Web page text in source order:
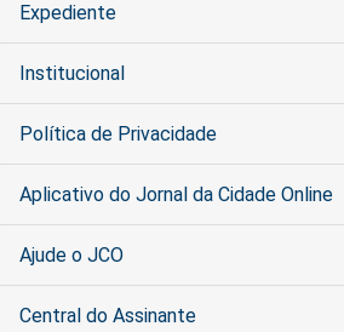
Expediente
Institucional
Política de Privacidade
Aplicativo do Jornal da Cidade Online
Ajude o JCO
Central do Assinante